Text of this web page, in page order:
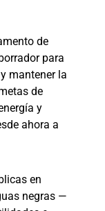
de
para
mantener la
de
y
ahora a
en
negras —